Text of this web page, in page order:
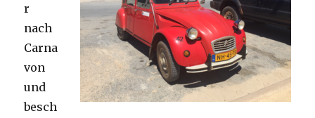
r
nach
Carna
von
und
besch